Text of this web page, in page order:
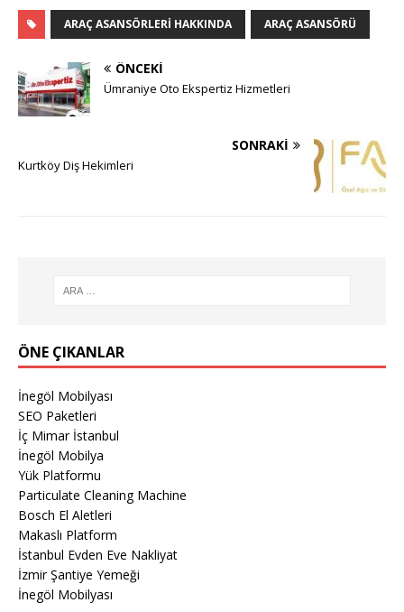
ARAÇ ASANSÖRLERI HAKKINDA ARAÇ ASANSÖRÜ
ÖNCEKI
Ümraniye Oto Ekspertiz Hizmetleri
SONRAKI
Kurtköy Diş Hekimleri
ÖNE ÇIKANLAR
İnegöl Mobilyası
SEO Paketleri
İç Mimar İstanbul
İnegöl Mobilya
Yük Platformu
Particulate Cleaning Machine
Bosch El Aletleri
Makaslı Platform
İstanbul Evden Eve Nakliyat
İzmir Şantiye Yemeği
İnegöl Mobilyası